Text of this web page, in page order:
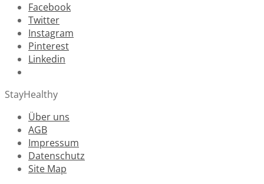
Facebook
Twitter
Instagram
Pinterest
Linkedin
StayHealthy
Über uns
AGB
Impressum
Datenschutz
Site Map